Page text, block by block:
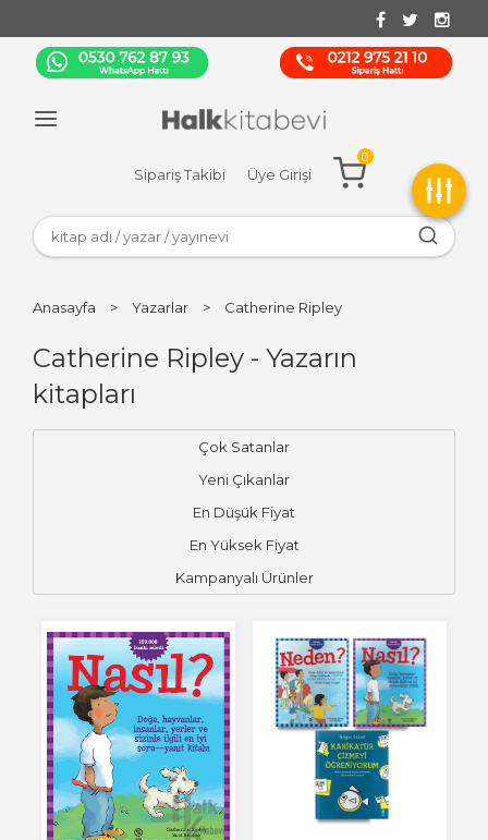
Sipariş Takibi Üye Girişi
0
Anasayfa > Yazarlar > Catherine Ripley
Catherine Ripley - Yazarın
kitapları
Çok Satanlar
Yeni Çıkanlar
En Düşük Fiyat
En Yüksek Fiyat
Kampanyalı Ürünler